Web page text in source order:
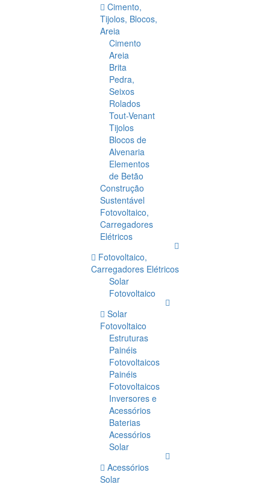
Cimento,
Tijolos, Blocos,
Areia
Cimento
Areia
Brita
Pedra,
Seixos
Rolados
Tout-Venant
Tijolos
Blocos de
Alvenaria
Elementos
de Betão
Construção
Sustentável
Fotovoltaico,
Carregadores
Elétricos
Fotovoltaico,
Carregadores Elétricos
Solar
Fotovoltaico
Solar
Fotovoltaico
Estruturas
Painéis
Fotovoltaicos
Painéis
Fotovoltaicos
Inversores e
Acessórios
Baterias
Acessórios
Solar
Acessórios
Solar